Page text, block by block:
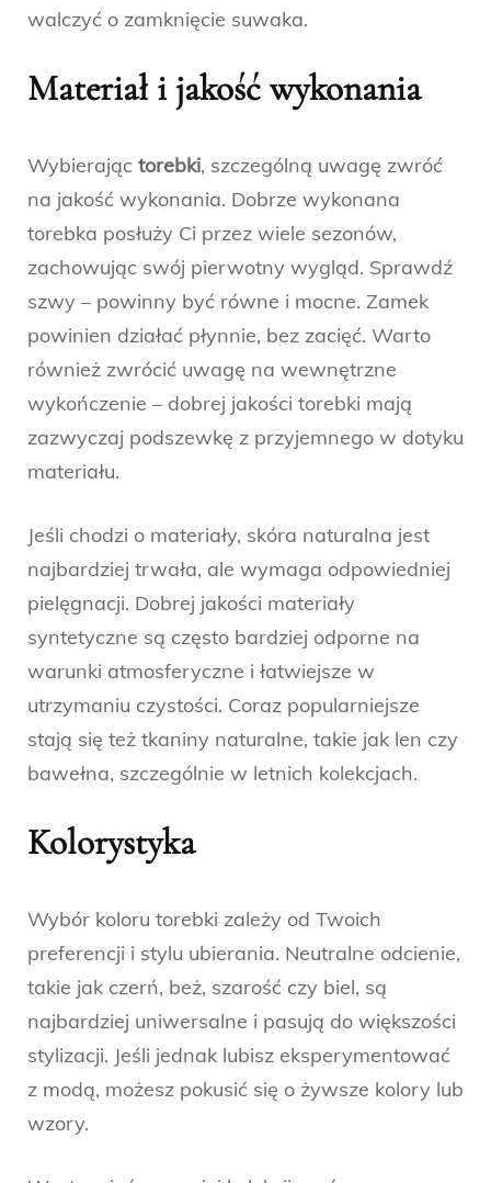
walczyć o zamknięcie suwaka.
Materiał i jakość wykonania
Wybierając torebki, szczególną uwagę zwróć
na jakość wykonania. Dobrze wykonana
torebka posłuży Ci przez wiele sezonów,
zachowując swój pierwotny wygląd. Sprawdź
szwy – powinny być równe i mocne. Zamek
powinien działać płynnie, bez zacięć. Warto
również zwrócić uwagę na wewnętrzne
wykończenie – dobrej jakości torebki mają
zazwyczaj podszewkę z przyjemnego w dotyku
materiału.
Jeśli chodzi o materiały, skóra naturalna jest
najbardziej trwała, ale wymaga odpowiedniej
pielęgnacji. Dobrej jakości materiały
syntetyczne są często bardziej odporne na
warunki atmosferyczne i łatwiejsze w
utrzymaniu czystości. Coraz popularniejsze
stają się też tkaniny naturalne, takie jak len czy
bawełna, szczególnie w letnich kolekcjach.
Kolorystyka
Wybór koloru torebki zależy od Twoich
preferencji i stylu ubierania. Neutralne odcienie,
takie jak czerń, beż, szarość czy biel, są
najbardziej uniwersalne i pasują do większości
stylizacji. Jeśli jednak lubisz eksperymentować
z modą, możesz pokusić się o żywsze kolory lub
wzory.